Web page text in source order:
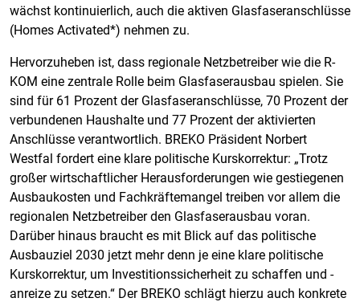
wächst kontinuierlich, auch die aktiven Glasfaseranschlüsse
(Homes Activated*) nehmen zu.
Hervorzuheben ist, dass regionale Netzbetreiber wie die R-
KOM eine zentrale Rolle beim Glasfaserausbau spielen. Sie
sind für 61 Prozent der Glasfaseranschlüsse, 70 Prozent der
verbundenen Haushalte und 77 Prozent der aktivierten
Anschlüsse verantwortlich. BREKO Präsident Norbert
Westfal fordert eine klare politische Kurskorrektur: „Trotz
großer wirtschaftlicher Herausforderungen wie gestiegenen
Ausbaukosten und Fachkräftemangel treiben vor allem die
regionalen Netzbetreiber den Glasfaserausbau voran.
Darüber hinaus braucht es mit Blick auf das politische
Ausbauziel 2030 jetzt mehr denn je eine klare politische
Kurskorrektur, um Investitionssicherheit zu schaffen und -
anreize zu setzen.“ Der BREKO schlägt hierzu auch konkrete